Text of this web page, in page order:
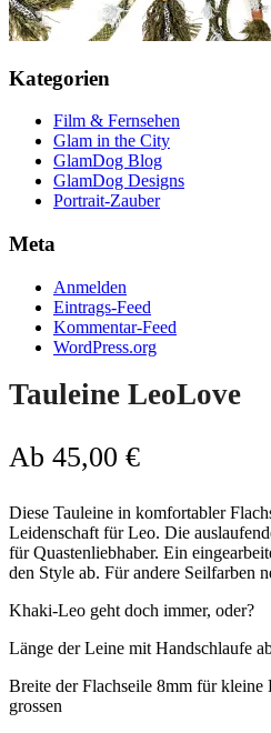
Kategorien
Film & Fernsehen
Glam in the City
GlamDog Blog
GlamDog Designs
Portrait-Zauber
Meta
Anmelden
Eintrags-Feed
Kommentar-Feed
WordPress.org
Tauleine LeoLove
Ab 45,00 €
Diese Tauleine in komfortabler
Leidenschaft für Leo. Die
für Quastenliebhaber. Ein
den Style ab. Für andere Seilfarben
Khaki-Leo geht doch immer, oder?
Länge der Leine mit Handschlaufe
Breite der Flachseile 8mm für
grossen